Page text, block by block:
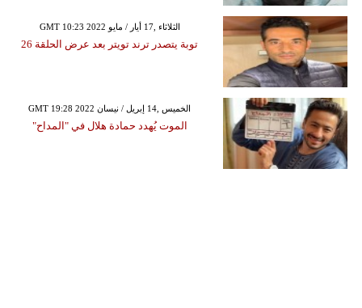
GMT 10:23 2022 الثلاثاء ,17 أيار / مايو
توبة يتصدر ترند تويتر بعد عرض الحلقة 26
GMT 19:28 2022 الخميس ,14 إبريل / نيسان
الموت يُهدد حمادة هلال في "المداح"